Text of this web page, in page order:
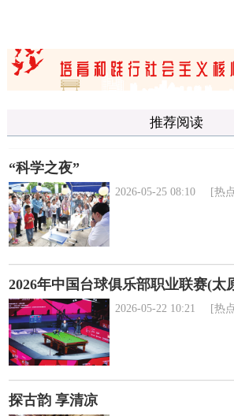
推荐阅读
“科学之夜”
2026-05-25 08:10 [热
2026年中国台球俱乐部职业联赛(太
2026-05-22 10:21 [热
探古韵 享清凉